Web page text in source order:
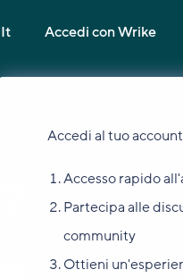
It Accedi con Wrike
Accedi al tuo
Accesso rapido
Partecipa alle
community
Ottieni